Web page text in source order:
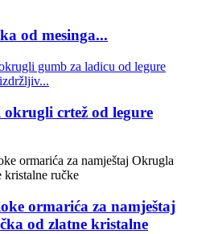
od mesinga...
crtež od legure
ormarića za namještaj
od zlatne kristalne